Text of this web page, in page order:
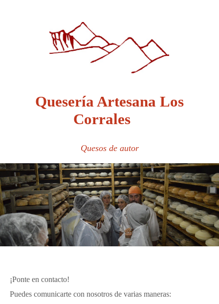
Quesería Artesana Los
Corrales
Quesos de autor
¡Ponte en contacto!
Puedes comunicarte con nosotros de varias maneras: